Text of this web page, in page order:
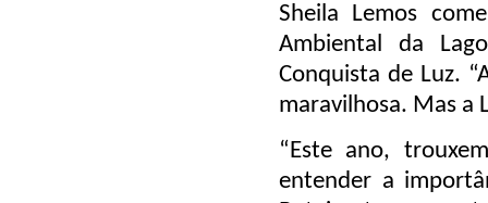
Sheila Lemos
Ambiental da
Conquista de Luz.
maravilhosa. Mas a
“Este ano,
entender a